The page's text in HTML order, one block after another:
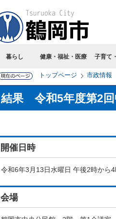
暮らし 健康・福祉・医療 子育て
トップページ 市政情報
結果 令和5年度第2回
開催日時
令和6年3月13日水曜日 午後2時から
会場